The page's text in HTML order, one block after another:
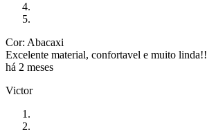
Cor: Abacaxi
Excelente material, confortavel e muito linda!!
há 2 meses
Victor